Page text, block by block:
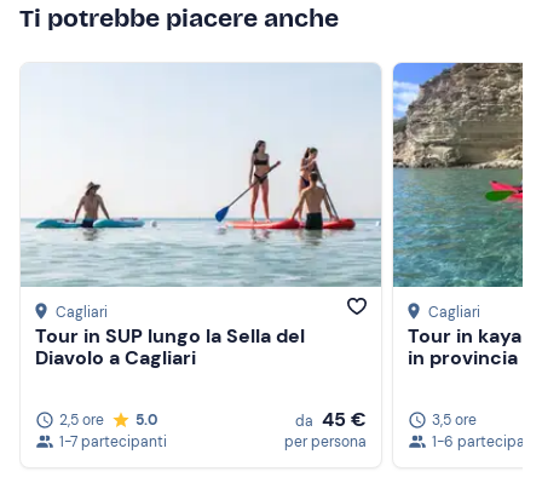
Ti potrebbe piacere anche
Cagliari
Tour in SUP lungo la Sella del
Diavolo a Cagliari
2,5 ore
5.0
1-7 partecipanti
da 45 €
per persona
Cagliari
Tour in kayak
in provincia
3,5 ore
1-6 partecipanti